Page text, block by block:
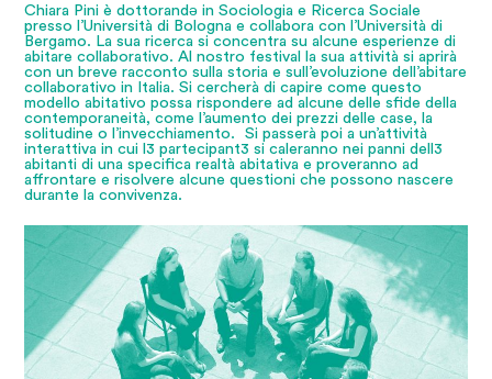
Chiara Pini è dottorandə in Sociologia e Ricerca Sociale
presso l’Università di Bologna e collabora con l’Università di
Bergamo. La sua ricerca si concentra su alcune esperienze di
abitare collaborativo. Al nostro festival la sua attività si aprirà
con un breve racconto sulla storia e sull’evoluzione dell’abitare
collaborativo in Italia. Si cercherà di capire come questo
modello abitativo possa rispondere ad alcune delle sfide della
contemporaneità, come l’aumento dei prezzi delle case, la
solitudine o l’invecchiamento. Si passerà poi a un’attività
interattiva in cui l3 partecipant3 si caleranno nei panni dell3
abitanti di una specifica realtà abitativa e proveranno ad
affrontare e risolvere alcune questioni che possono nascere
durante la convivenza.